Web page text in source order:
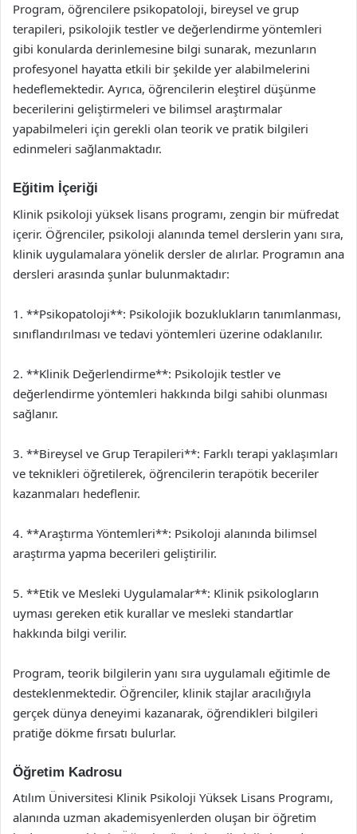
Program, öğrencilere psikopatoloji, bireysel ve grup
terapileri, psikolojik testler ve değerlendirme yöntemleri
gibi konularda derinlemesine bilgi sunarak, mezunların
profesyonel hayatta etkili bir şekilde yer alabilmelerini
hedeflemektedir. Ayrıca, öğrencilerin eleştirel düşünme
becerilerini geliştirmeleri ve bilimsel araştırmalar
yapabilmeleri için gerekli olan teorik ve pratik bilgileri
edinmeleri sağlanmaktadır.
Eğitim İçeriği
Klinik psikoloji yüksek lisans programı, zengin bir müfredat
içerir. Öğrenciler, psikoloji alanında temel derslerin yanı sıra,
klinik uygulamalara yönelik dersler de alırlar. Programın ana
dersleri arasında şunlar bulunmaktadır:
1. **Psikopatoloji**: Psikolojik bozuklukların tanımlanması,
sınıflandırılması ve tedavi yöntemleri üzerine odaklanılır.
2. **Klinik Değerlendirme**: Psikolojik testler ve
değerlendirme yöntemleri hakkında bilgi sahibi olunması
sağlanır.
3. **Bireysel ve Grup Terapileri**: Farklı terapi yaklaşımları
ve teknikleri öğretilerek, öğrencilerin terapötik beceriler
kazanmaları hedeflenir.
4. **Araştırma Yöntemleri**: Psikoloji alanında bilimsel
araştırma yapma becerileri geliştirilir.
5. **Etik ve Mesleki Uygulamalar**: Klinik psikologların
uyması gereken etik kurallar ve mesleki standartlar
hakkında bilgi verilir.
Program, teorik bilgilerin yanı sıra uygulamalı eğitimle de
desteklenmektedir. Öğrenciler, klinik stajlar aracılığıyla
gerçek dünya deneyimi kazanarak, öğrendikleri bilgileri
pratiğe dökme fırsatı bulurlar.
Öğretim Kadrosu
Atılım Üniversitesi Klinik Psikoloji Yüksek Lisans Programı,
alanında uzman akademisyenlerden oluşan bir öğretim